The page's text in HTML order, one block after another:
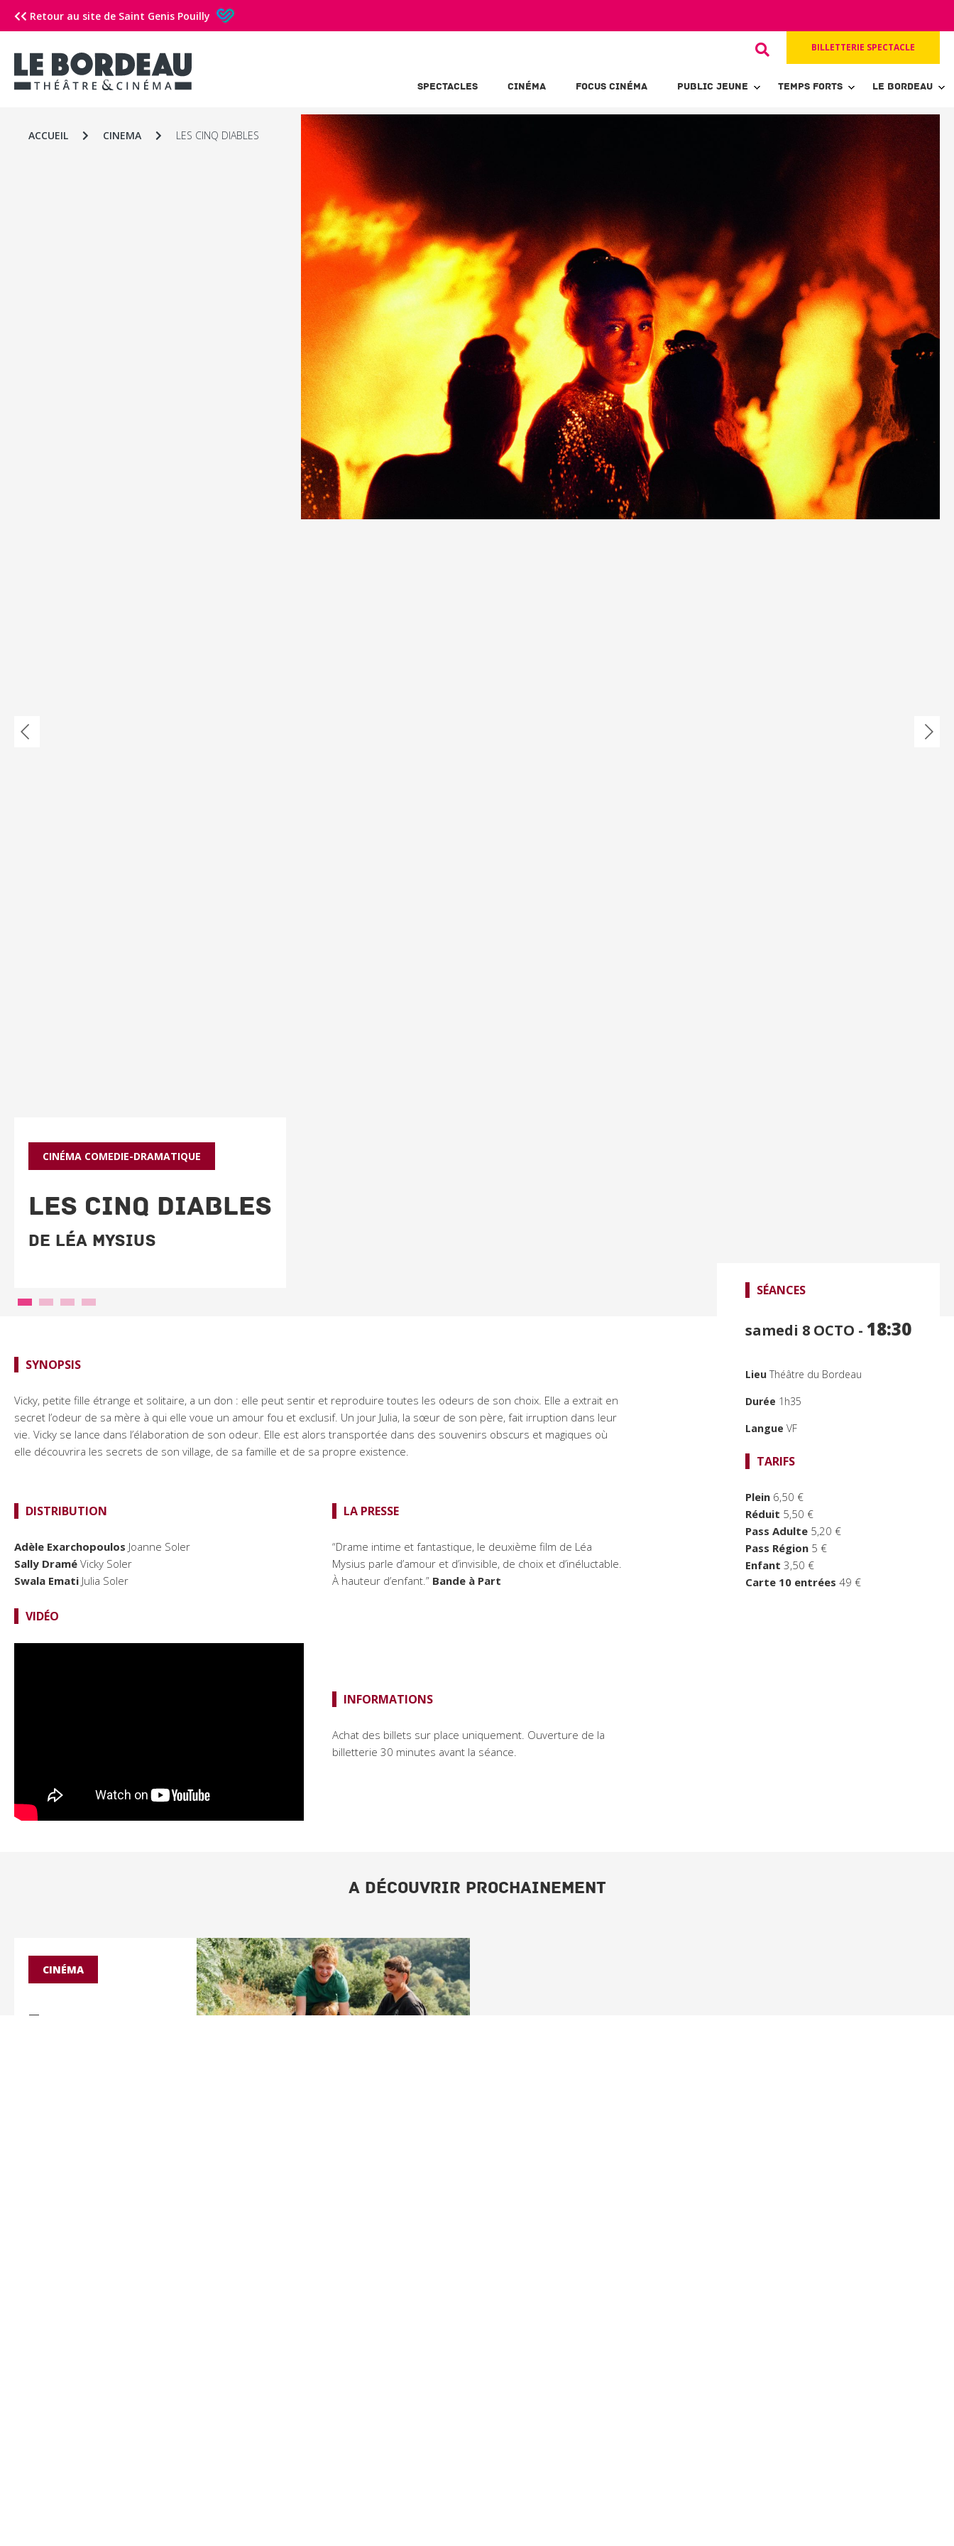
Retour au site de Saint Genis Pouilly
BILLETTERIE SPECTACLE
SPECTACLES CINÉMA FOCUS CINÉMA PUBLIC JEUNE TEMPS FORTS LE BORDEAU
ACCUEIL CINEMA LES CINQ DIABLES
CINÉMA COMEDIE-DRAMATIQUE
LES CINQ DIABLES
De Léa Mysius
SÉANCES
samedi 8 OCTO - 18:30
Lieu Théâtre du Bordeau
Durée 1h35
Langue VF
TARIFS
Plein 6,50 €
Réduit 5,50 €
Pass Adulte 5,20 €
Pass Région 5 €
Enfant 3,50 €
Carte 10 entrées 49 €
SYNOPSIS
Vicky, petite fille étrange et solitaire, a un don : elle peut sentir et reproduire toutes les odeurs de son choix. Elle a extrait en
secret l’odeur de sa mère à qui elle voue un amour fou et exclusif. Un jour Julia, la sœur de son père, fait irruption dans leur
vie. Vicky se lance dans l’élaboration de son odeur. Elle est alors transportée dans des souvenirs obscurs et magiques où
elle découvrira les secrets de son village, de sa famille et de sa propre existence.
DISTRIBUTION
Adèle Exarchopoulos Joanne Soler
Sally Dramé Vicky Soler
Swala Emati Julia Soler
VIDÉO
LA PRESSE
“Drame intime et fantastique, le deuxième film de Léa
Mysius parle d’amour et d’invisible, de choix et d’inéluctable.
À hauteur d’enfant.” Bande à Part
INFORMATIONS
Achat des billets sur place uniquement. Ouverture de la
billetterie 30 minutes avant la séance.
A DÉCOUVRIR PROCHAINEMENT
CINÉMA
7